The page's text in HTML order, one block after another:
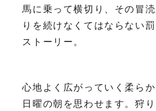
馬に乗って横切り、その冒
りを続けなくてはならない
ストーリー。
心地よく広がっていく柔ら
日曜の朝を思わせます。狩